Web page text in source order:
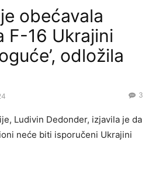
obećavala
F-16 Ukrajini
odložila
3
Ludivin Dedonder, izjavila je da
neće biti isporučeni Ukrajini